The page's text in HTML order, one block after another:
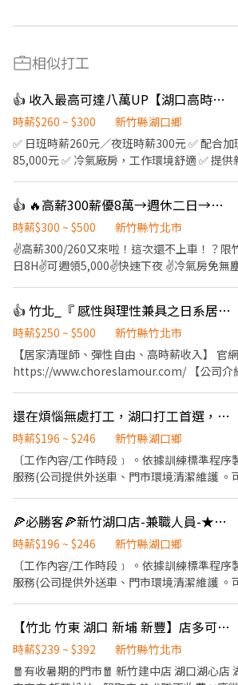
相似打工
👍 收入最高可達八萬UP【湖口高時薪作業員】/周休二日/有交通車/日、夜班
時薪$260 ~ $300
新竹縣湖口鄉
✅ 日班時薪260元／夜班時薪300元 ✅ 配合
85,000元 ✅ 冷氣廠房，工作環境舒適 ✅ 提
裝、目視檢查及測試 * 鎖螺絲及相關產線作
產品，現場備有輔助設備 ### 2. SMT作業 * 產線生產管理 * SMT設
備操作 * 操作英文介面 * 物料準備及備料作業 ### 3. 維修物料作業 *
拆卸螺絲、清潔散熱膏 * 上下物料及掃描二
微鏡進行目視檢查 * 電子元件清潔 * GPU／
【上班時間及薪資】 ### 日班 * 上班時間：
260元 收入參考： * 休六日，每日工作8小時、不加班：約45,760元
* 休六日，每日工作8小時＋加班2小時：約
加班，最高可達約74,000元 ### 夜班 * 上班時間：20:00～翌日
05:00 * 時薪：300元 收入參考： * 休六日，每日工作8小時、不加
班：約52,800元 * 休六日，每日工作8小時＋
元 * 配合休假日加班，最高可達約85,000元 ※實際薪資依出勤天
日，原則上休週六、週日。 ※如有加班需求，
況安排。 --- ## 【交通車路線】 提供多條交通車路線，包含： * 新
竹市東區* 苗栗竹南* 竹東* 內壢* 楊梅 ※實際
及是否有座位，請於應徵時確認。 --- ★★★★★★★★ 求職窗口
★★★★★★★★ 加L.I.N.E快速回覆 ID : @609repyd 加入後請先傳
訊告知您所要應徵的職務並留下姓名及電話
👍 🔥高薪300薪優8萬→週休二日→可週領→速下夜✅Ai伺服器操機組包測✅無經驗可
時薪$300 ~ $500
新竹縣竹北市
✌️高薪300/260又來啦！這次還不上車！？限
日8H✌️可週領5,000✌️快速下夜 ✌️冷氣房免無
AI伺服器、電腦、通訊器材成品零件。操作
測、SMT、插件、庫房 ✅ 工作地點： 1️⃣竹北
路（近竹北遠百、Ai智慧園區） 2️⃣湖口廠：
路、工業三路（湖口工業區） 3️⃣竹科廠：新
科學園區） ✅ 交通車：竹南、頭份、北埔、
制度：週休六、日 ✅ 用餐休息：訂便當、7-
40分鐘，上下各休10分鐘 ~~❣️上班時間/薪資待遇❣️~~ 1️⃣竹北廠：
加班) ⭐【夜班】20:00 - 05:00 時薪300，領
80,000(配合加班) 2️⃣湖口廠： ⭐【日班】08:00 - 17:00 時薪260，
領薪約＄45,760～70,000(配合加班) ⭐【夜
300，領薪約＄52,800～80,000(配合加班) 3️⃣竹科廠： ⭐【日班】
- 04:40 領薪約＄33,000～40,000(配合加班) ▬▬▬【立即應徵 24H
快速回覆】▬▬▬ ➡工作諮詢／報名面試 ➡
加官方賴：@pg17888（含@） ➡快速應徵
https://lin.ee/rZxvxQW ⭐請加入好友，截圖
名+電話」基本資料⭐ ❌不抽成❌免服務費⭕️
👍 竹北_『 感性與理性兼具之日系居家清潔職人 』愛家適誠徵|收入3-7萬
時薪$250 ~ $500
新竹縣竹北市
【居家清理師、彈性自由、高時薪收入】 官網：
https://www.choreslamour.com/ 【公司介紹與經營理念】 愛家
品質服務的念頭，堅持嚴格的培訓、把職人
歪的考核，不斷的溝通改進確認所有的程序都
務，在地圖評論中排名台中第一的清潔公司
啊。 愛家適秉持著’以人為本’才是根本的理念，建立一個有溫
度、負責任、尊重彼此的服務環境。彼此相
供清潔整理服務，也不定期參與公益清潔，
認養10位家扶兒童，讓夥伴的努力和客戶的錢
裡。 2. 騎著載有招財法寶的機車遊車河。 3.
決客戶的困擾。 4. 使出十八般武藝刷刷刷刷刷
廚房檯面洗洗洗洗到估溜。 6. 把玻璃和地板
7. 清潔得乾淨整齊讓客戶不想出門。 8. 建立
2. 不想被傳統工作束縛能力的新鮮人。 3. 還
人員。 4. 想要解鎖更多技能創造高收入的人
還在煩惱無處打工，湖口打工首選，必勝客歡迎你
時薪$196 ~ $246
新竹縣湖口鄉
〔工作內容/工作時段﹞ 。依據訓練標準程序製作餐點；櫃台/外送
服務(公司提供外送車、門市環境清潔維護 。可於各班別中任選4-6
薪($2/時 ◆ 值班津貼：每小時40元(晉升幹部後 ◆ 健檢：任職滿一
年起，公司提供年度健檢照顧你的健康 ◆ 保險：除勞、健、勞退
外，公司更為你投保團保維護你的安全 ◆ 員工用餐折扣：每月任職
滿50小時，即享有乙次員工折扣優惠85折簡
給親友共享唷 ◆ 生日/節慶禮卷： 你生日我慶祝，生日當月我們提
福利禮券 好好與家人歡慶 你旅遊我贊助，每年職福會提供你旅遊津
貼 好好享受幸福人生 ◎ 詳細工作時間於面試
🍕必勝客🍕新竹湖口店-兼職人員-★彈性周排班★-"$196-$240"-另享外送獎金
時薪$196 ~ $246
新竹縣湖口鄉
〔工作內容/工作時段﹞ 。依據訓練標準程序製作餐點；櫃台/外送
服務(公司提供外送車、門市環境清潔維護 。可於各班別中任選4-6
薪($2/時 ◆ 值班津貼：每小時40元(晉升幹部後 ◆ 健檢：任職滿一
年起，公司提供年度健檢照顧你的健康 ◆ 保險：除勞、健、勞退
外，公司更為你投保團保維護你的安全 ◆ 員工用餐折扣：每月任職
【竹北 竹東 湖口 新埔 新豐】店多可選🦐蝦皮 門市人員🎉理貨上架收銀超簡單🙌🏻歡迎兼職打工
時薪$239 ~ $392
新竹縣竹北市
🧧有收暑期的門市🧧 新竹建中店 湖口湖心店